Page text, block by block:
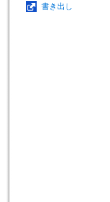
書き出し